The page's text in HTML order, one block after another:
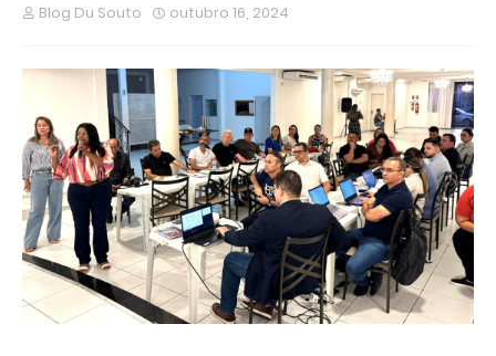
Blog Du Souto outubro 16, 2024